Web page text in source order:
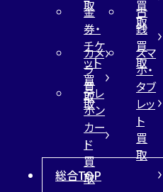
取
買
取
金
券・
チケ
ット
買
取
古
銭
買
取
カメ
ラ
買
取
スマ
ホ・
タブ
レッ
ト
買
取
テレ
ホン
カー
ド
買
取
総合TOP